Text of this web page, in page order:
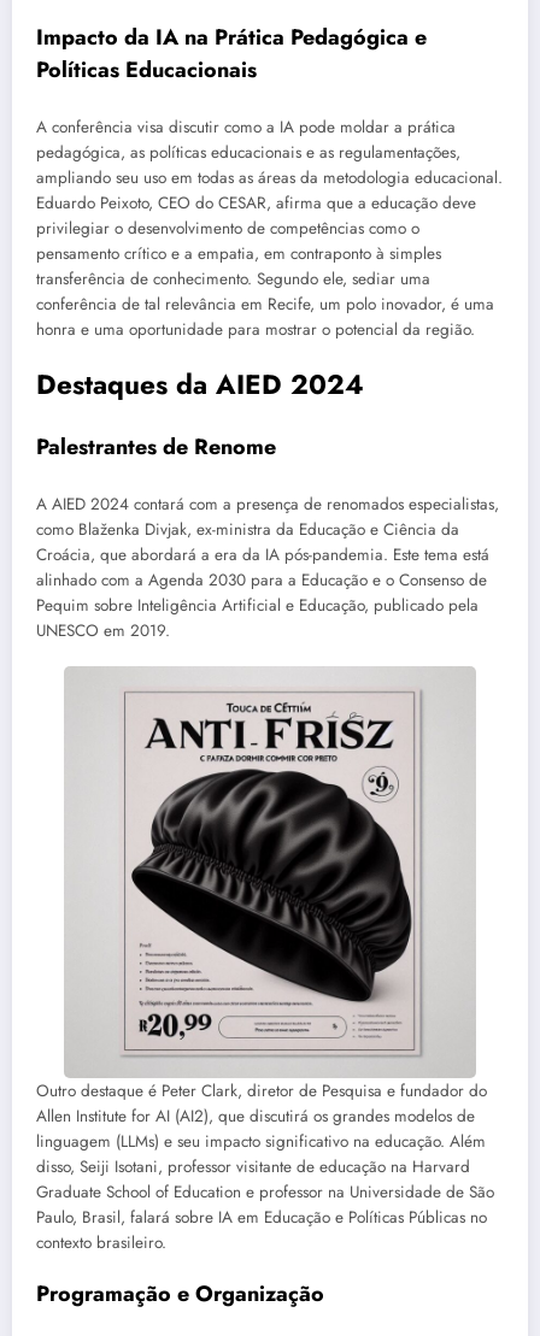
Impacto da IA na Prática Pedagógica e
Políticas Educacionais
A conferência visa discutir como a IA pode moldar a prática
pedagógica, as políticas educacionais e as regulamentações,
ampliando seu uso em todas as áreas da metodologia educacional.
Eduardo Peixoto, CEO do CESAR, afirma que a educação deve
privilegiar o desenvolvimento de competências como o
pensamento crítico e a empatia, em contraponto à simples
transferência de conhecimento. Segundo ele, sediar uma
conferência de tal relevância em Recife, um polo inovador, é uma
honra e uma oportunidade para mostrar o potencial da região.
Destaques da AIED 2024
Palestrantes de Renome
A AIED 2024 contará com a presença de renomados especialistas,
como Blaženka Divjak, ex-ministra da Educação e Ciência da
Croácia, que abordará a era da IA pós-pandemia. Este tema está
alinhado com a Agenda 2030 para a Educação e o Consenso de
Pequim sobre Inteligência Artificial e Educação, publicado pela
UNESCO em 2019.
Outro destaque é Peter Clark, diretor de Pesquisa e fundador do
Allen Institute for AI (AI2), que discutirá os grandes modelos de
linguagem (LLMs) e seu impacto significativo na educação. Além
disso, Seiji Isotani, professor visitante de educação na Harvard
Graduate School of Education e professor na Universidade de São
Paulo, Brasil, falará sobre IA em Educação e Políticas Públicas no
contexto brasileiro.
Programação e Organização